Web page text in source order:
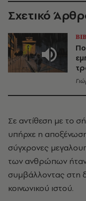
Σχετικό
Σε αντίθεση με το
υπήρχε η
σύγχρονες
των ανθρώπων ήταν
συμβάλλοντας στη
κοινωνικού ιστού.